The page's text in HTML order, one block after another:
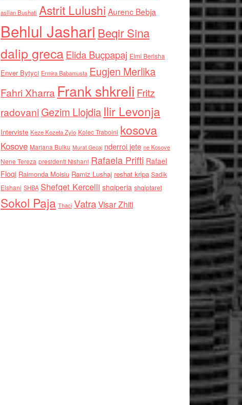
asllan Bushati Astrit Lulushi Aurenc Bebja
Behlul Jashari Beqir Sina
dalip grecaElida Buçpapaj Elmi Berisha
Enver Bytyci Ermira Babamusta Eugjen Merlika
Fahri Xharra Frank shkreli Fritz
radovaniGezim Llojdia Ilir Levonja
Interviste Keze Kozeta Zylo Kolec Traboini kosova
Kosove Marjana Bulku Murat Gecaj nderroi jete ne Kosove
Nene Tereza presidenti Nishani Rafaela Prifti Rafael
Floqi Raimonda Moisiu Ramiz Lushaj reshat kripa Sadik
Elshani SHBA Shefqet Kercelli shqiperia shqiptaret
Sokol Paja Thaci VatraVisar Zhiti